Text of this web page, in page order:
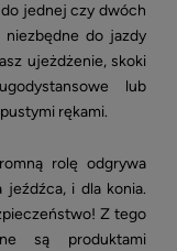
jednej czy dwóch
do jazdy
ujeżdżenie, skoki
lub
rękami.
rolę odgrywa
i dla konia.
Z tego
są produktami